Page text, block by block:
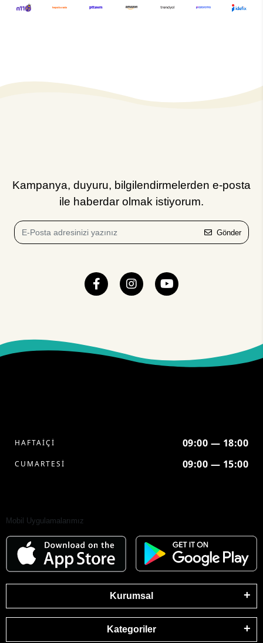
Kampanya, duyuru, bilgilendirmelerden e-posta
ile haberdar olmak istiyorum.
Gönder
HAFTAİÇİ 09:00 — 18:00
CUMARTESİ 09:00 — 15:00
Mobil Uygulamalarımız
Kurumsal
Kategoriler